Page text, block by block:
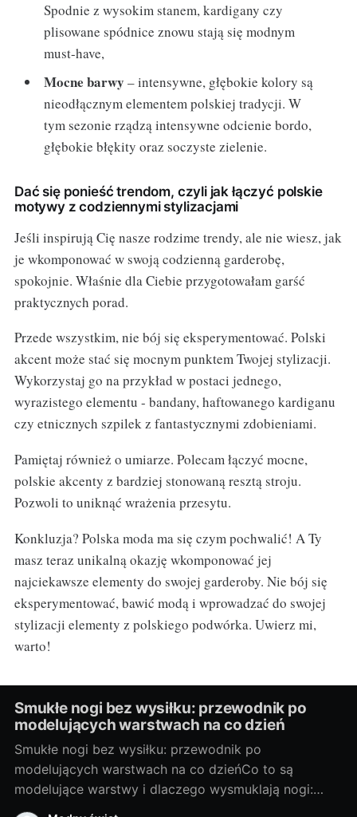
Spodnie z wysokim stanem, kardigany czy
plisowane spódnice znowu stają się modnym
must-have,
Mocne barwy – intensywne, głębokie kolory są
nieodłącznym elementem polskiej tradycji. W
tym sezonie rządzą intensywne odcienie bordo,
głębokie błękity oraz soczyste zielenie.
Dać się ponieść trendom, czyli jak łączyć polskie
motywy z codziennymi stylizacjami
Jeśli inspirują Cię nasze rodzime trendy, ale nie wiesz, jak
je wkomponować w swoją codzienną garderobę,
spokojnie. Właśnie dla Ciebie przygotowałam garść
praktycznych porad.
Przede wszystkim, nie bój się eksperymentować. Polski
akcent może stać się mocnym punktem Twojej stylizacji.
Wykorzystaj go na przykład w postaci jednego,
wyrazistego elementu - bandany, haftowanego kardiganu
czy etnicznych szpilek z fantastycznymi zdobieniami.
Pamiętaj również o umiarze. Polecam łączyć mocne,
polskie akcenty z bardziej stonowaną resztą stroju.
Pozwoli to uniknąć wrażenia przesytu.
Konkluzja? Polska moda ma się czym pochwalić! A Ty
masz teraz unikalną okazję wkomponować jej
najciekawsze elementy do swojej garderoby. Nie bój się
eksperymentować, bawić modą i wprowadzać do swojej
stylizacji elementy z polskiego podwórka. Uwierz mi,
warto!
Smukłe nogi bez wysiłku: przewodnik po
modelujących warstwach na co dzień
Smukłe nogi bez wysiłku: przewodnik po
modelujących warstwach na co dzieńCo to są
modelujące warstwy i dlaczego wysmuklają nogi:
podstawy, rodzaje, na co zwrócić uwagęModelujące